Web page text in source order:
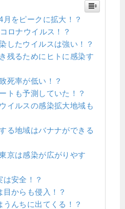
をピークに拡大！？
ロナウイルス！？
したウイルスは強い！？
残るためにヒトに感染す
死率が低い！？
トも予測していた！？
イルスの感染拡大地域も
る地域はバナナができる
京は感染が広がりやす
安全！？
からも侵入！？
んちに出てくる！？